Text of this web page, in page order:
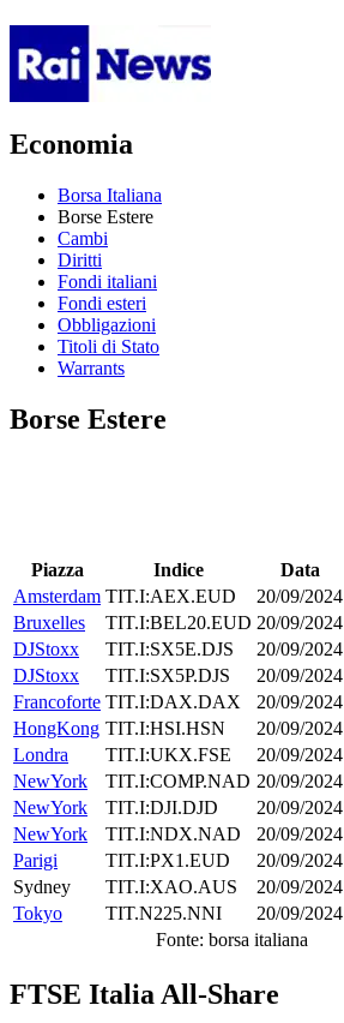
Economia
Borsa Italiana
Borse Estere
Cambi
Diritti
Fondi italiani
Fondi esteri
Obbligazioni
Titoli di Stato
Warrants
Borse Estere
Piazza Indice Data
Amsterdam TIT.I:AEX.EUD 20/09/2024
Bruxelles
TIT.I:BEL20.EUD 20/09/2024
DJStoxx
TIT.I:SX5E.DJS 20/09/2024
DJStoxx
TIT.I:SX5P.DJS 20/09/2024
Francoforte TIT.I:DAX.DAX 20/09/2024
HongKong TIT.I:HSI.HSN 20/09/2024
Londra
TIT.I:UKX.FSE 20/09/2024
NewYork
TIT.I:COMP.NAD 20/09/2024
NewYork
TIT.I:DJI.DJD 20/09/2024
NewYork
TIT.I:NDX.NAD 20/09/2024
Parigi
TIT.I:PX1.EUD 20/09/2024
Sydney
TIT.I:XAO.AUS 20/09/2024
Tokyo
TIT.N225.NNI 20/09/2024
Fonte: borsa italiana
FTSE Italia All-Share